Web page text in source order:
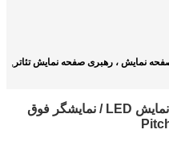
نمایش ، رهبری صفحه نمایش تئاتر ,
طراحی سکوت اجاره داخلی صفحه نمایش LED / نمایشگر فوق